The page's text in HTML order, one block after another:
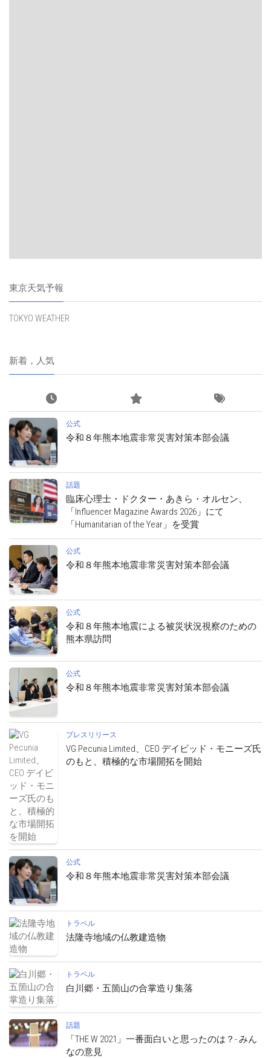
東京天気予報
TOKYO WEATHER
新着，人気
公式
令和８年熊本地震非常災害対策本部会議
話題
臨床心理士・ドクター・あきら・オルセン、
「Influencer Magazine Awards 2026」にて
「Humanitarian of the Year」を受賞
公式
令和８年熊本地震非常災害対策本部会議
公式
令和８年熊本地震による被災状況視察のための
熊本県訪問
公式
令和８年熊本地震非常災害対策本部会議
プレスリリース
VG Pecunia Limited、CEO デイビッド・モニーズ氏
のもと、積極的な市場開拓を開始
公式
令和８年熊本地震非常災害対策本部会議
トラベル
法隆寺地域の仏教建造物
トラベル
白川郷・五箇山の合掌造り集落
話題
「THE W 2021」一番面白いと思ったのは？- みん
なの意見